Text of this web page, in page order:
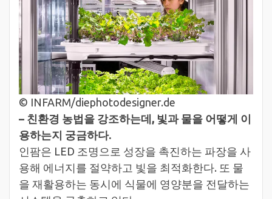
© INFARM/diephotodesigner.de
– 친환경 농법을 강조하는데, 빛과 물을 어떻게 이
용하는지 궁금하다.
인팜은 LED 조명으로 성장을 촉진하는 파장을 사
용해 에너지를 절약하고 빛을 최적화한다. 또 물
을 재활용하는 동시에 식물에 영양분을 전달하는